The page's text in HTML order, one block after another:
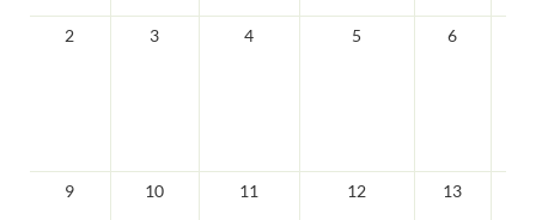
2 3 4 5 6
9 10 11 12 13